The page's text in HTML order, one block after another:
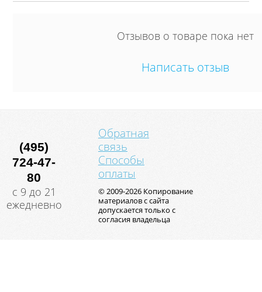
Отзывов о товаре пока нет
Написать отзыв
(495)
724-47-
80
с 9 до 21
ежедневно
Обратная
связь
Способы
оплаты
© 2009-2026 Копирование
материалов с сайта
допускается только с
согласия владельца